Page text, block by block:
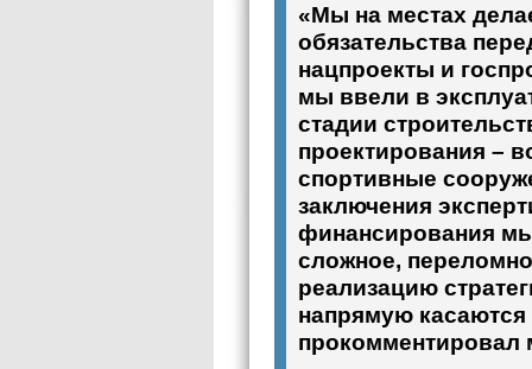
«Мы на местах
обязательства
нацпроекты и
мы ввели в
стадии
проектирования –
спортивные
заключения
финансирования
сложное,
реализацию
напрямую
прокомментировал